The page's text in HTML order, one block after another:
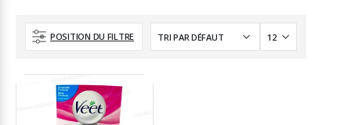
POSITION DU FILTRE